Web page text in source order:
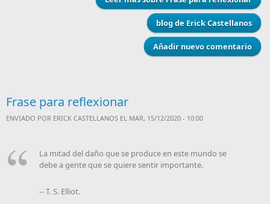
blog de Erick Castellanos
Añadir nuevo comentario
Frase para reflexionar
ENVIADO POR ERICK CASTELLANOS EL MAR, 15/12/2020 - 10:00
La mitad del daño que se produce en este mundo se
debe a gente que se quiere sentir importante.
-- T. S. Elliot.